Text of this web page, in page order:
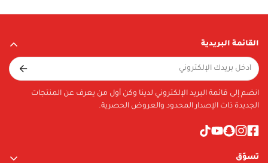
تسوّق
القائمة البريدية
انضم إلى قائمة البريد الإلكتروني لدينا وكن أول من يعرف عن المنتجات
الجديدة ذات الإصدار المحدود والعروض الحصرية.